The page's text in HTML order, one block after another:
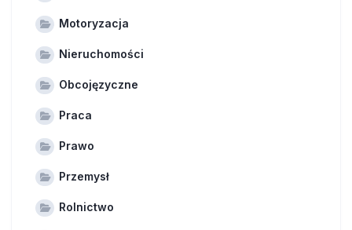
Motoryzacja
Nieruchomości
Obcojęzyczne
Praca
Prawo
Przemysł
Rolnictwo